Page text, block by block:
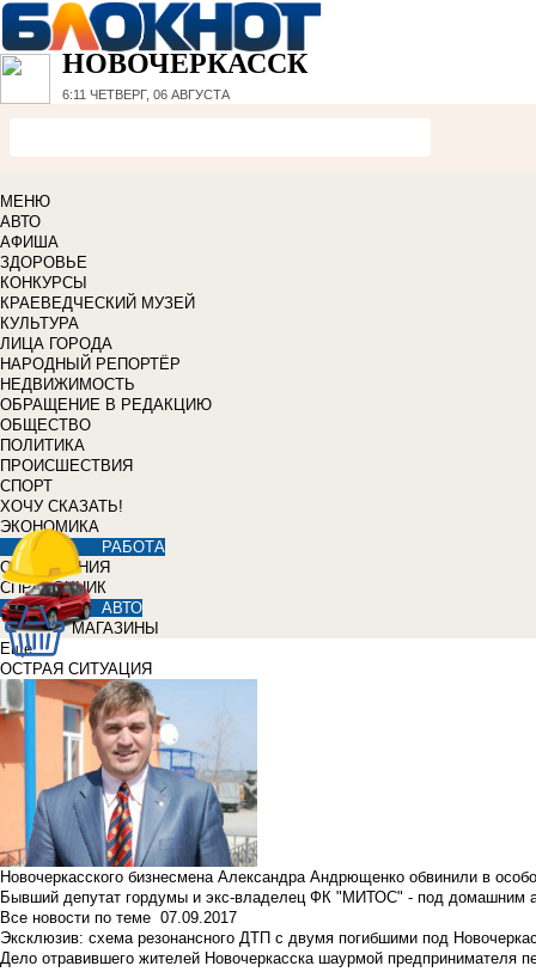
НОВОЧЕРКАССК
6:11 ЧЕТВЕРГ, 06 АВГУСТА
МЕНЮ
АВТО
АФИША
ЗДОРОВЬЕ
КОНКУРСЫ
КРАЕВЕДЧЕСКИЙ МУЗЕЙ
КУЛЬТУРА
ЛИЦА ГОРОДА
НАРОДНЫЙ РЕПОРТЁР
НЕДВИЖИМОСТЬ
ОБРАЩЕНИЕ В РЕДАКЦИЮ
ОБЩЕСТВО
ПОЛИТИКА
ПРОИСШЕСТВИЯ
СПОРТ
ХОЧУ СКАЗАТЬ!
ЭКОНОМИКА
РАБОТА
ОБЪЯВЛЕНИЯ
СПРАВОЧНИК
АВТО
МАГАЗИНЫ
Еще
ОСТРАЯ СИТУАЦИЯ
Новочеркасского бизнесмена Александра Андрющенко обвинили в
Бывший депутат гордумы и экс-владелец ФК "МИТОС" - под домашним
Все новости по теме 07.09.2017
Эксклюзив: схема резонансного ДТП с двумя погибшими под
Дело отравившего жителей Новочеркасска шаурмой предпринимателя